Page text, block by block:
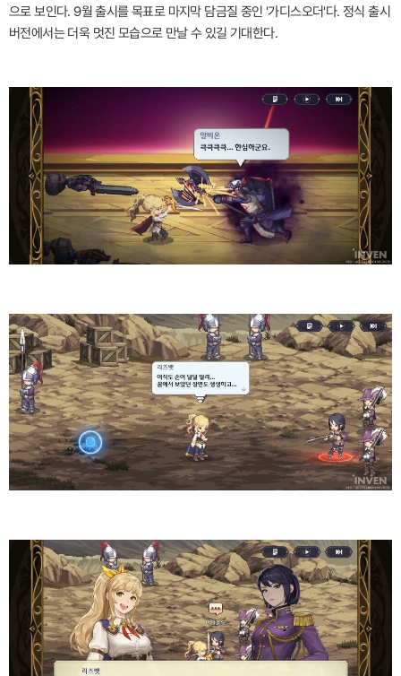
으로 보인다. 9월 출시를 목표로 마지막 담금질 중인 '가디스오더'다. 정식 출시
버전에서는 더욱 멋진 모습으로 만날 수 있길 기대한다.